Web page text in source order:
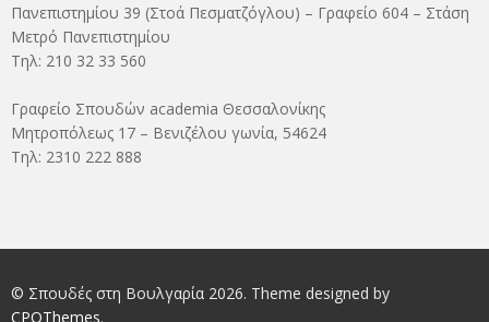
Πανεπιστημίου 39 (Στοά Πεσματζόγλου) – Γραφείο 604 – Στάση
Μετρό Πανεπιστημίου
Τηλ: 210 32 33 560
Γραφείο Σπουδών academia Θεσσαλονίκης
Μητροπόλεως 17 – Βενιζέλου γωνία, 54624
Τηλ: 2310 222 888
© Σπουδές στη Βουλγαρία 2026. Theme designed by
CPOThemes.